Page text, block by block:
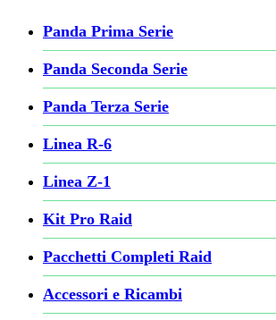
Panda Prima Serie
Panda Seconda Serie
Panda Terza Serie
Linea R-6
Linea Z-1
Kit Pro Raid
Pacchetti Completi Raid
Accessori e Ricambi